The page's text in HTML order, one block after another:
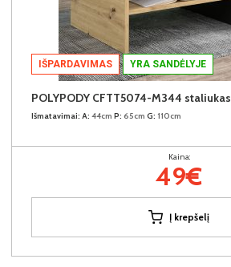
IŠPARDAVIMAS YRA SANDĖLYJE
POLYPODY CFTT5074-M344 staliukas
Išmatavimai: A: 44cm P: 65cm G: 110cm
Kaina:
49€
Į krepšelį